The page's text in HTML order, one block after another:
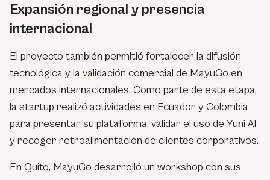
Expansión regional y presencia
internacional
El proyecto también permitió fortalecer la difusión
tecnológica y la validación comercial de MayuGo en
mercados internacionales. Como parte de esta etapa,
la startup realizó actividades en Ecuador y Colombia
para presentar su plataforma, validar el uso de Yuni AI
y recoger retroalimentación de clientes corporativos.
En Quito, MayuGo desarrolló un workshop con sus